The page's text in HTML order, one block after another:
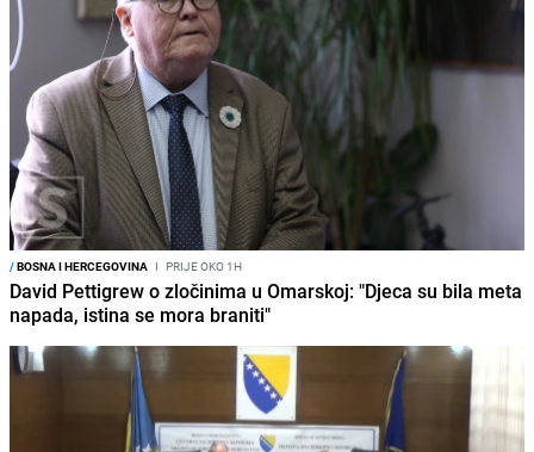
/BOSNA I HERCEGOVINA I PRIJE OKO 1H
David Pettigrew o zločinima u Omarskoj: "Djeca su bila meta
napada, istina se mora braniti"